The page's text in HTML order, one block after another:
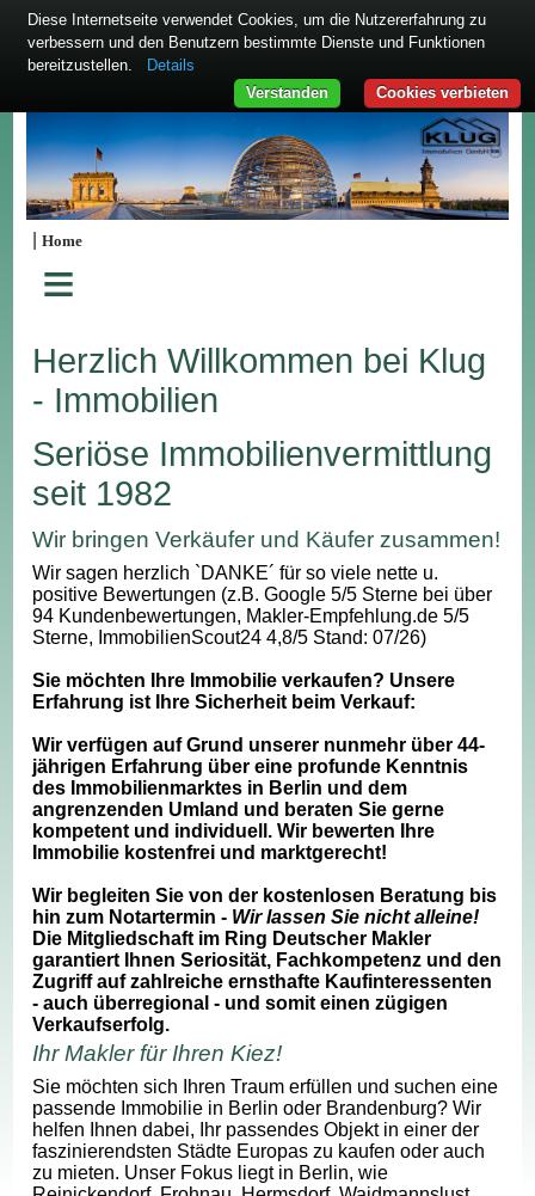
|Home
≡
Herzlich Willkommen bei Klug
- Immobilien
Seriöse Immobilienvermittlung
seit 1982
Wir bringen Verkäufer und Käufer zusammen!
Wir sagen herzlich `DANKE´ für so viele nette u.
positive Bewertungen (z.B. Google 5/5 Sterne bei über
94 Kundenbewertungen, Makler-Empfehlung.de 5/5
Sterne, ImmobilienScout24 4,8/5 Stand: 07/26)
Sie möchten Ihre Immobilie verkaufen? Unsere
Erfahrung ist Ihre Sicherheit beim Verkauf:
Wir verfügen auf Grund unserer nunmehr über 44-
jährigen Erfahrung über eine profunde Kenntnis
des Immobilienmarktes in Berlin und dem
angrenzenden Umland und beraten Sie gerne
kompetent und individuell. Wir bewerten Ihre
Immobilie kostenfrei und marktgerecht!
Wir begleiten Sie von der kostenlosen Beratung bis
hin zum Notartermin - Wir lassen Sie nicht alleine!
Die Mitgliedschaft im Ring Deutscher Makler
garantiert Ihnen Seriosität, Fachkompetenz und den
Zugriff auf zahlreiche ernsthafte Kaufinteressenten
- auch überregional - und somit einen zügigen
Verkaufserfolg.
Ihr Makler für Ihren Kiez!
Sie möchten sich Ihren Traum erfüllen und suchen eine
passende Immobilie in Berlin oder Brandenburg? Wir
helfen Ihnen dabei, Ihr passendes Objekt in einer der
faszinierendsten Städte Europas zu kaufen oder auch
zu mieten. Unser Fokus liegt in Berlin, wie
Diese Internetseite verwendet Cookies, um die Nutzererfahrung zu
verbessern und den Benutzern bestimmte Dienste und Funktionen
bereitzustellen.
Details
Cookies verbieten
Verstanden